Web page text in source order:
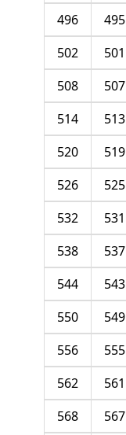
495
496
501
502
507
508
513
514
519
520
525
526
531
532
537
538
543
544
549
550
555
556
561
562
567
568